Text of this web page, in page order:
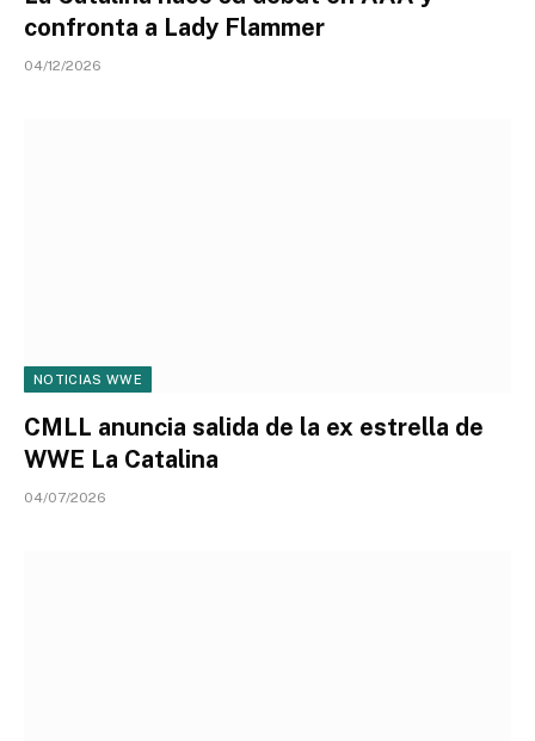
confronta a Lady Flammer
04/12/2026
NOTICIAS WWE
CMLL anuncia salida de la ex estrella de
WWE La Catalina
04/07/2026